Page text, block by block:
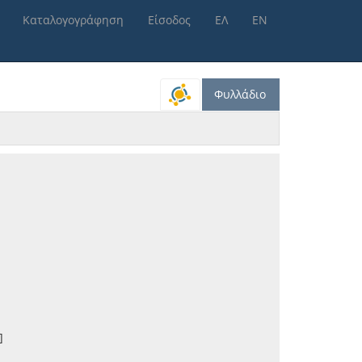
Καταλογογράφηση Είσοδος ΕΛ ΕΝ
Φυλλάδιο